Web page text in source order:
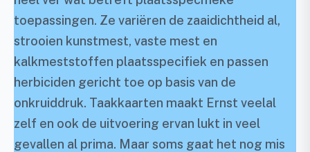
toepassingen. Ze variëren de zaaidichtheid al,
strooien kunstmest, vaste mest en
kalkmeststoffen plaatsspecifiek en passen
herbiciden gericht toe op basis van de
onkruiddruk. Taakkaarten maakt Ernst veelal
zelf en ook de uitvoering ervan lukt in veel
gevallen al prima. Maar soms gaat het nog mis